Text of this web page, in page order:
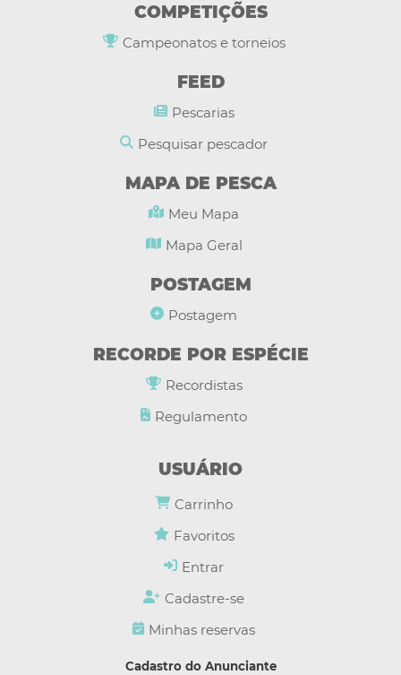
COMPETIÇÕES
Campeonatos e torneios
FEED
Pescarias
Pesquisar pescador
MAPA DE PESCA
Meu Mapa
Mapa Geral
POSTAGEM
Postagem
RECORDE POR ESPÉCIE
Recordistas
Regulamento
USUÁRIO
Carrinho
Favoritos
Entrar
Cadastre-se
Minhas reservas
Cadastro do Anunciante